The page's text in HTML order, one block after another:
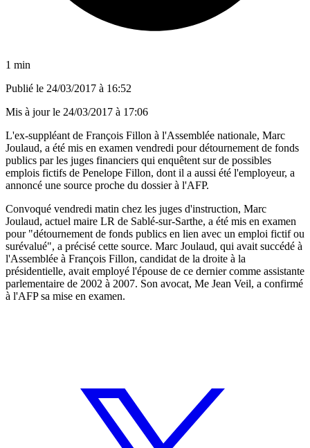
1 min
Publié le 24/03/2017 à 16:52
Mis à jour le 24/03/2017 à 17:06
L'ex-suppléant de François Fillon à l'Assemblée nationale, Marc
Joulaud, a été mis en examen vendredi pour détournement de fonds
publics par les juges financiers qui enquêtent sur de possibles
emplois fictifs de Penelope Fillon, dont il a aussi été l'employeur, a
annoncé une source proche du dossier à l'AFP.
Convoqué vendredi matin chez les juges d'instruction, Marc
Joulaud, actuel maire LR de Sablé-sur-Sarthe, a été mis en examen
pour "détournement de fonds publics en lien avec un emploi fictif ou
surévalué", a précisé cette source. Marc Joulaud, qui avait succédé à
l'Assemblée à François Fillon, candidat de la droite à la
présidentielle, avait employé l'épouse de ce dernier comme assistante
parlementaire de 2002 à 2007. Son avocat, Me Jean Veil, a confirmé
à l'AFP sa mise en examen.